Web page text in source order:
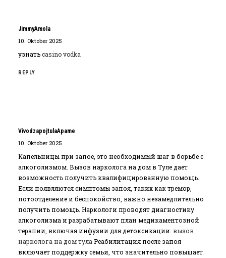
JimmyAmola
10. Oktober 2025
узнатьcasino vodka
REPLY
VivodzapojtulaApame
10. Oktober 2025
Капельницы при запое, это необходимый шаг в борьбе с
алкоголизмом. Вызов нарколога на дом в Туле дает
возможность получить квалифицированную помощь.
Если появляются симптомы запоя, таких как тремор,
потоотделение и беспокойство, важно незамедлительно
получить помощь. Наркологи проводят диагностику
алкоголизма и разрабатывают план медикаментозной
терапии, включая инфузии для детоксикации. вызов
нарколога на дом тула Реабилитация после запоя
включает поддержку семьи, что значительно повышает